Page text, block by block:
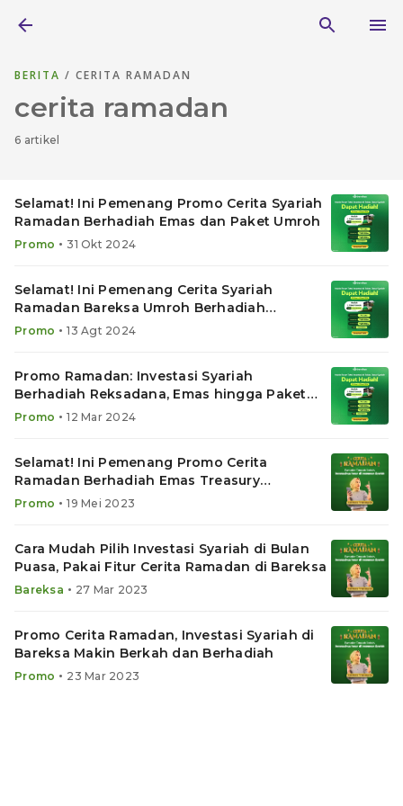
BERITA / CERITA RAMADAN
cerita ramadan
6 artikel
Selamat! Ini Pemenang Promo Cerita Syariah
Ramadan Berhadiah Emas dan Paket Umroh
Promo • 31 Okt 2024
Selamat! Ini Pemenang Cerita Syariah
Ramadan Bareksa Umroh Berhadiah
Reksadana
Promo • 13 Agt 2024
Promo Ramadan: Investasi Syariah
Berhadiah Reksadana, Emas hingga Paket
Umroh!
Promo • 12 Mar 2024
Selamat! Ini Pemenang Promo Cerita
Ramadan Berhadiah Emas Treasury
Rp100.000
Promo • 19 Mei 2023
Cara Mudah Pilih Investasi Syariah di Bulan
Puasa, Pakai Fitur Cerita Ramadan di Bareksa
Bareksa • 27 Mar 2023
Promo Cerita Ramadan, Investasi Syariah di
Bareksa Makin Berkah dan Berhadiah
Promo • 23 Mar 2023